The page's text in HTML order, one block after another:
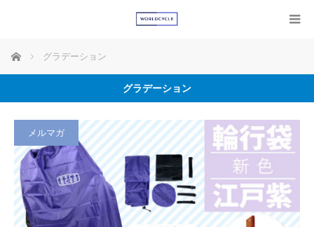
ホーム グラデーション
グラデーション
メルマガ